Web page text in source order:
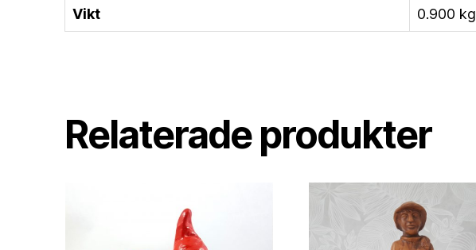
Vikt 0.900 kg
Relaterade produkter